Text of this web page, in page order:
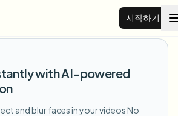
시작하기
with AI-powered
and blur faces in your videosNo